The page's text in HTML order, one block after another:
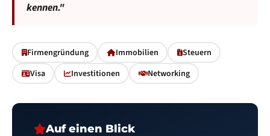
kennen."
Firmengründung Immobilien
Steuern
Visa
Investitionen Networking
Auf einen Blick